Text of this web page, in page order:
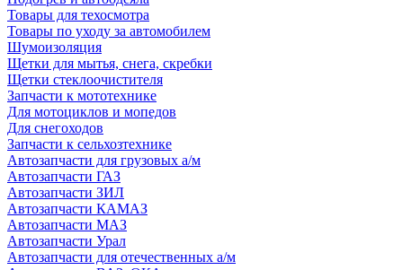
Товары для техосмотра
Товары по уходу за автомобилем
Шумоизоляция
Щетки для мытья, снега, скребки
Щетки стеклоочистителя
Запчасти к мототехнике
Для мотоциклов и мопедов
Для снегоходов
Запчасти к сельхозтехнике
Автозапчасти для грузовых а/м
Автозапчасти ГАЗ
Автозапчасти ЗИЛ
Автозапчасти КАМАЗ
Автозапчасти МАЗ
Автозапчасти Урал
Автозапчасти для отечественных а/м